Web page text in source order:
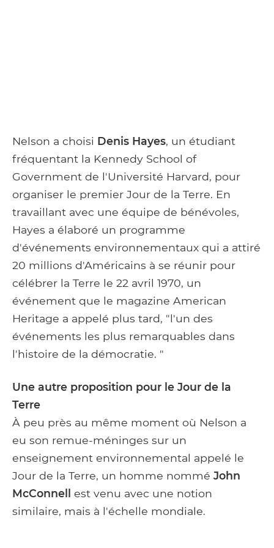
Nelson a choisi Denis Hayes, un étudiant
fréquentant la Kennedy School of
Government de l'Université Harvard, pour
organiser le premier Jour de la Terre. En
travaillant avec une équipe de bénévoles,
Hayes a élaboré un programme
d'événements environnementaux qui a attiré
20 millions d'Américains à se réunir pour
célébrer la Terre le 22 avril 1970, un
événement que le magazine American
Heritage a appelé plus tard, "l'un des
événements les plus remarquables dans
l'histoire de la démocratie. "
Une autre proposition pour le Jour de la
Terre
À peu près au même moment où Nelson a
eu son remue-méninges sur un
enseignement environnemental appelé le
Jour de la Terre, un homme nommé John
McConnell
est venu avec une notion
similaire, mais à l'échelle mondiale.